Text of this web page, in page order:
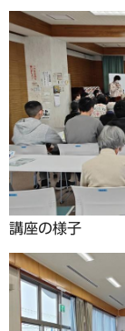
講座の様子